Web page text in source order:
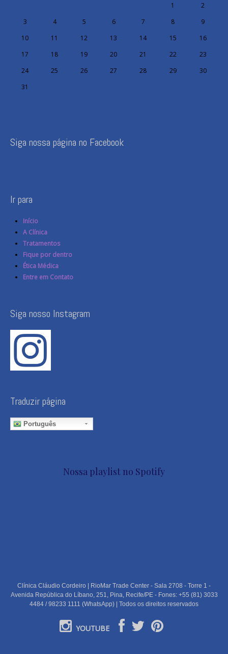
1
2
3
4 5 6 7 8
9
10
11 12 13 14 15
16
17
18 19 20 21 22
23
24
25 26 27 28 29
30
31
Siga nossa página no Facebook
Ir para
Início
A Clínica
Tratamentos
Fique por dentro
Ética Médica
Entre em Contato
Siga nosso Instagram
Traduzir página
Português
Nossa playlist no Spotify
Clínica Cláudio Cordeiro | RioMar Trade Center - Sala 2708 - Torre 1 -
Avenida República do Líbano, 251, Pina, Recife/PE - Fones: +55 (81) 3033
4484 / 98233 1111 (WhatsApp) | Todos os direitos reservados
YOUTUBE